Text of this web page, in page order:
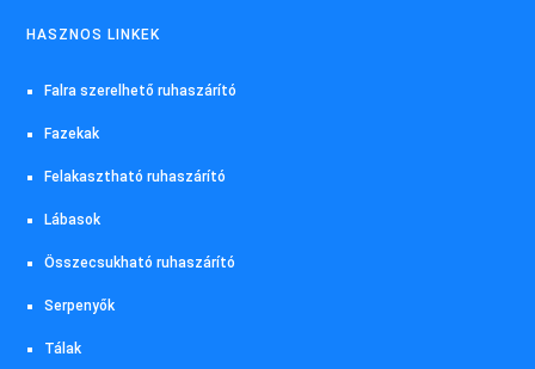
HASZNOS LINKEK
Falra szerelhető ruhaszárító
Fazekak
Felakasztható ruhaszárító
Lábasok
Összecsukható ruhaszárító
Serpenyők
Tálak